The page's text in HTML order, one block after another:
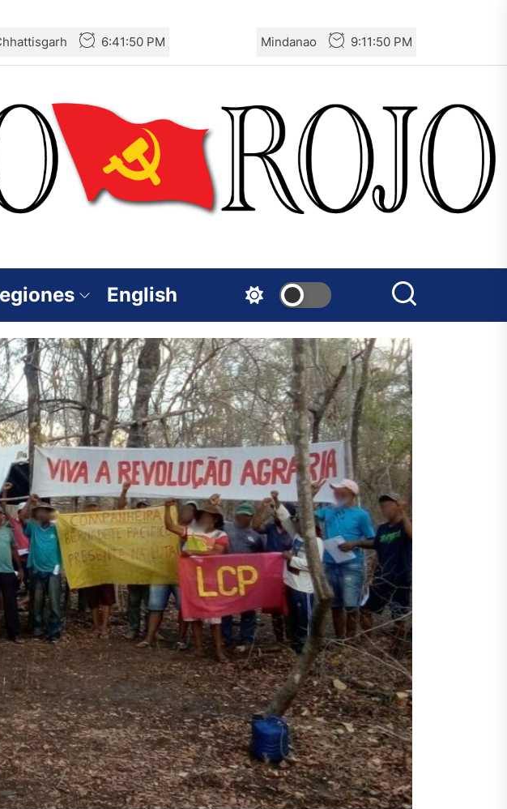
6:41:51 PM Mindanao 9:11:51 PM
English